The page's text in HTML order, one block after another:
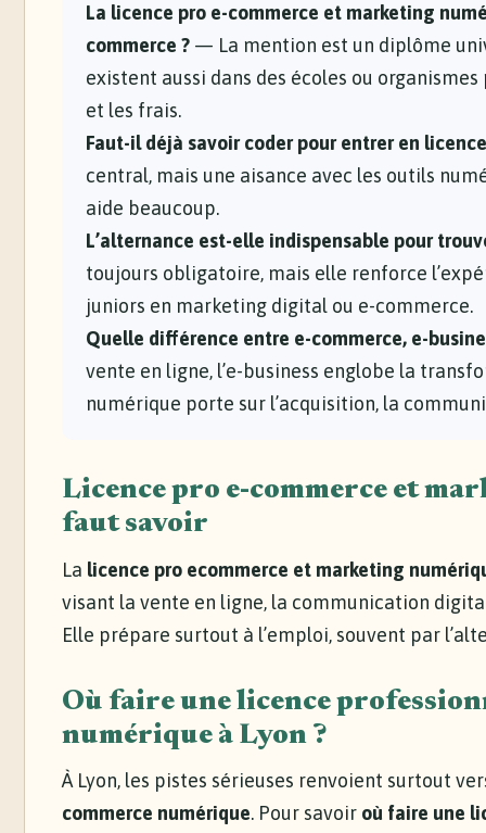
La licence pro e-commerce et marketing
commerce ? — La mention est un diplôme
existent aussi dans des écoles ou
et les frais.
Faut-il déjà savoir coder pour entrer en
central, mais une aisance avec les outils
aide beaucoup.
L’alternance est-elle indispensable pour
toujours obligatoire, mais elle renforce
juniors en marketing digital ou e-commerce.
Quelle différence entre e-commerce, e-
vente en ligne, l’e-business englobe la
numérique porte sur l’acquisition, la
Licence pro e-commerce et
faut savoir
La licence pro ecommerce et marketing
visant la vente en ligne, la communication
Elle prépare surtout à l’emploi, souvent par
Où faire une licence
numérique à Lyon ?
À Lyon, les pistes sérieuses renvoient surtout
commerce numérique. Pour savoir où faire une